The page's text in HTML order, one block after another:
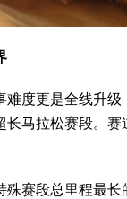
度更是全线升
马拉松赛段。
赛段总里程最